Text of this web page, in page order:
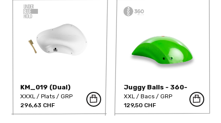
KM_019 (Dual)
XXXL Plats
GRP
296,63 CHF
Juggy Balls - 360-
318-DT
XXL Bacs
GRP
129,50 CHF